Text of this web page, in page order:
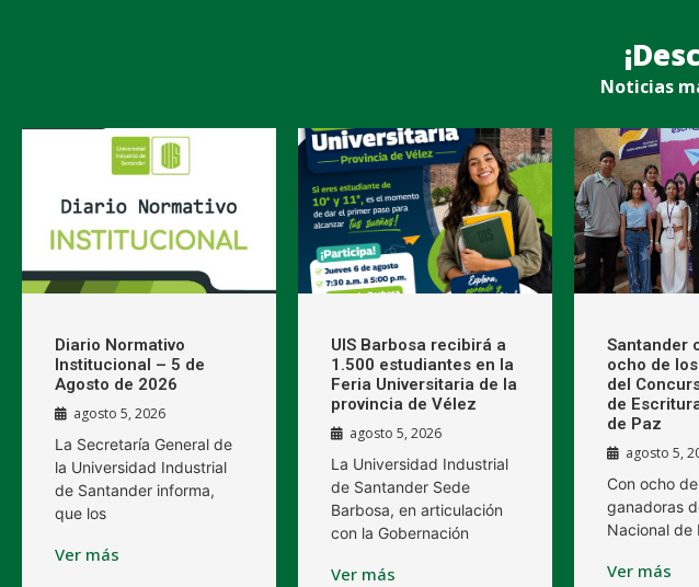
Noticias
Diario Normativo
Institucional – 5 de
Agosto de 2026
agosto 5, 2026
La Secretaría General de
la Universidad Industrial
de Santander informa,
que los
Ver más
UIS Barbosa recibirá a
1.500 estudiantes en la
Feria Universitaria de la
provincia de Vélez
agosto 5, 2026
La Universidad Industrial
de Santander Sede
Barbosa, en articulación
con la Gobernación
Ver más
Santander
ocho de
del
de
de Paz
agosto 5,
Con ocho
ganadoras
Nacional de
Ver más